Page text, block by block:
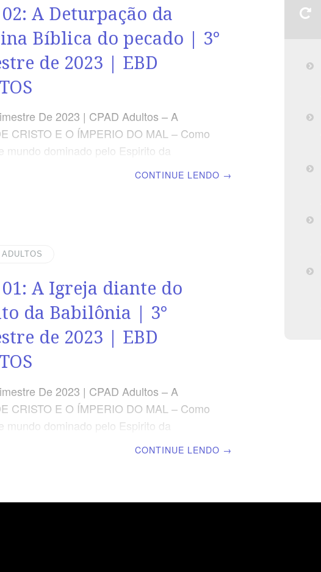
A Deturpação da
Bíblica do pecado | 3°
de 2023 | EBD
De 2023 | CPAD Adultos – A
CRISTO E O ÍMPERIO DO MAL – Como
mundo dominado pelo Espirito da
O pecado de Adão arruinou toda a
o pecador. LEITURA DIÁRIA Segunda –
é transgredir
CONTINUE LENDO →
A Igreja diante do
da Babilônia | 3°
de 2023 | EBD
De 2023 | CPAD Adultos – A
CRISTO E O ÍMPERIO DO MAL – Como
mundo dominado pelo Espirito da
CONTINUE LENDO →